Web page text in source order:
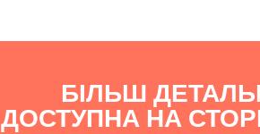
БІЛЬШ
ДОСТУПНА НА